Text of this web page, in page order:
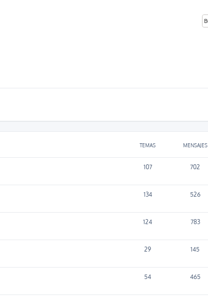
TEMAS MENSAJES
107 702
134 526
124 783
29 145
54 465